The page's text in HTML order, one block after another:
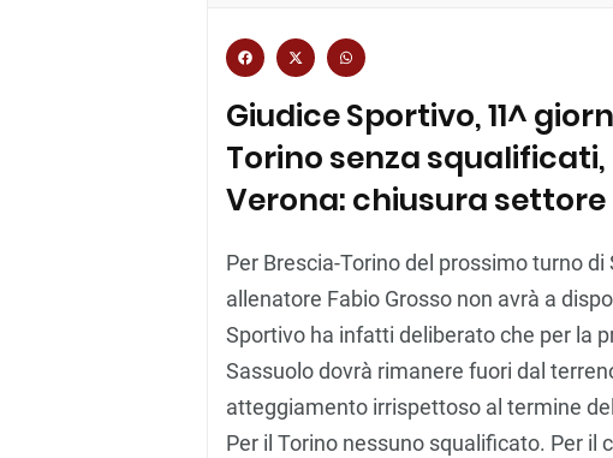
Giudice Sportivo, 11^
Torino senza
Verona: chiusura
Per Brescia-Torino del prossimo turno
allenatore Fabio Grosso non avrà a
Sportivo ha infatti deliberato che per la
Sassuolo dovrà rimanere fuori dal
atteggiamento irrispettoso al termine
Per il Torino nessuno squalificato. Per il